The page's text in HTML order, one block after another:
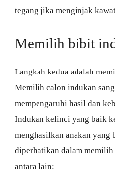
tegang jika menginjak
Memilih bibit
Langkah kedua adalah
Memilih calon indukan
mempengaruhi hasil dan
Indukan kelinci yang baik
menghasilkan anakan yang
diperhatikan dalam
antara lain: